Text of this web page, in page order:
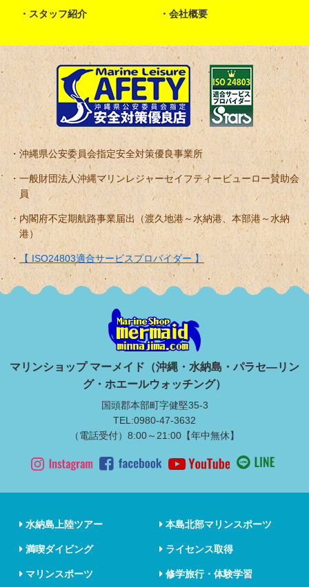
スタッフ紹介 会社概要
沖縄県公安委員会指定安全対策優良事業所
一般財団法人沖縄マリンレジャーセイフティービューロー賛助会
員
内閣府不定期航路事業届出（渡久地港～水納港、本部港～水納
港）
【 ISO24803適合サービスプロバイダー 】
マリンショップ マーメイド（沖縄・水納島・パラセ―リン
グ・ホエールウォッチング）
国頭郡本部町字健堅35-3
TEL:0980-47-3632
（電話受付）8:00～21:00【年中無休】
水納島上陸ツアー 本島北部マリンスポーツ
満喫ダイビング ライセンス取得
マリンスポーツ 修学旅行・体験学習